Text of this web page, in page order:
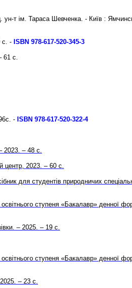
т ім. Тараса Шевченка. - Київ :
с. -ISBN 978-617-520-345-3
с.
- ISBN 978-617-520-322-4
2023. – 48 c.
центр, 2023. – 60 с.
для студентів природничих
ступеня «Бакалавр» денної
–2025. – 19 с.
ступеня «Бакалавр» денної
– 23 с.